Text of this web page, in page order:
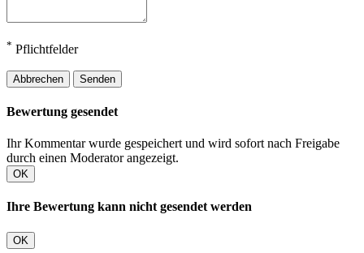
* Pflichtfelder
Abbrechen Senden
Bewertung gesendet
Ihr Kommentar wurde gespeichert und wird sofort nach Freigabe
durch einen Moderator angezeigt.
OK
Ihre Bewertung kann nicht gesendet werden
OK